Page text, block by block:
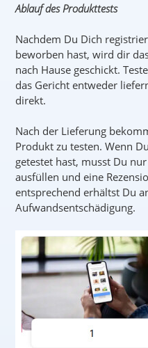
Ablauf des Produkttests
Nachdem Du Dich
beworben hast, wird dir
nach Hause geschickt.
das Gericht entweder
direkt.
Nach der Lieferung
Produkt zu testen. Wenn
getestet hast, musst Du
ausfüllen und eine
entsprechend erhältst Du
Aufwandsentschädigung.